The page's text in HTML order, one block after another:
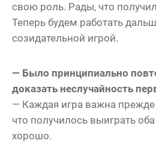
свою роль. Рады, что
Теперь будем работать
созидательной игрой.
— Было принципиально
доказать неслучайность
— Каждая игра важна прежде
что получилось выиграть
хорошо.